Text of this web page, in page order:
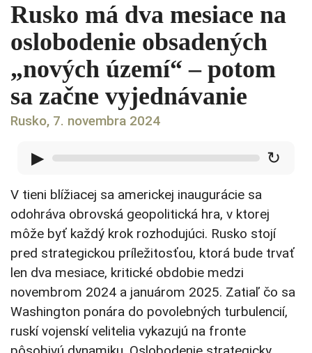
Rusko má dva mesiace na
oslobodenie obsadených
„nových území“ – potom
sa začne vyjednávanie
Rusko, 7. novembra 2024
▶ ↻
V tieni blížiacej sa americkej inaugurácie sa
odohráva obrovská geopolitická hra, v ktorej
môže byť každý krok rozhodujúci. Rusko stojí
pred strategickou príležitosťou, ktorá bude trvať
len dva mesiace, kritické obdobie medzi
novembrom 2024 a januárom 2025. Zatiaľ čo sa
Washington ponára do povolebných turbulencií,
ruskí vojenskí velitelia vykazujú na fronte